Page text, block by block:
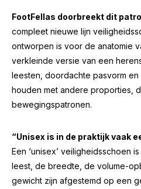
FootFellas doorbreekt dit
compleet nieuwe lijn
ontworpen is voor de anatomie
verkleinde versie van een
leesten, doordachte pasvorm
houden met andere proporties,
bewegingspatronen.
“Unisex is in de praktijk vaak
Een ‘unisex’ veiligheidsschoen
leest, de breedte, de volume-
gewicht zijn afgestemd op een